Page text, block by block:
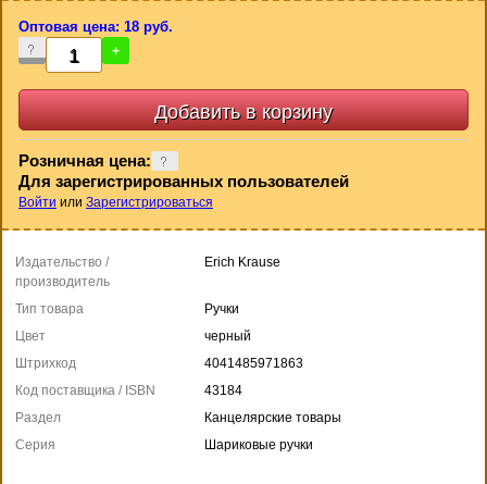
Оптовая цена: 18 руб.
- +
Розничная цена:
Для зарегистрированных пользователей
Войти или Зарегистрироваться
Издательство /
производитель
Erich Krause
Тип товара
Ручки
Цвет
черный
Штрихкод
4041485971863
Код поставщика / ISBN
43184
Раздел
Канцелярские товары
Серия
Шариковые ручки